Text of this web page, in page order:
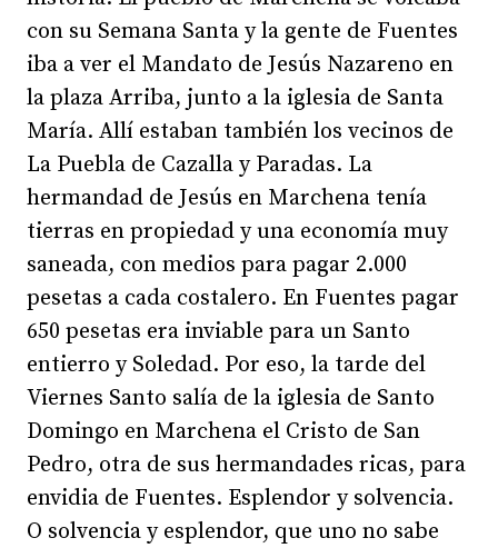
con su Semana Santa y la gente de Fuentes
iba a ver el Mandato de Jesús Nazareno en
la plaza Arriba, junto a la iglesia de Santa
María. Allí estaban también los vecinos de
La Puebla de Cazalla y Paradas. La
hermandad de Jesús en Marchena tenía
tierras en propiedad y una economía muy
saneada, con medios para pagar 2.000
pesetas a cada costalero. En Fuentes pagar
650 pesetas era inviable para un Santo
entierro y Soledad. Por eso, la tarde del
Viernes Santo salía de la iglesia de Santo
Domingo en Marchena el Cristo de San
Pedro, otra de sus hermandades ricas, para
envidia de Fuentes. Esplendor y solvencia.
O solvencia y esplendor, que uno no sabe